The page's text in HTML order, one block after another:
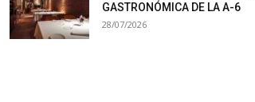
GASTRONÓMICA DE LA A-6
28/07/2026